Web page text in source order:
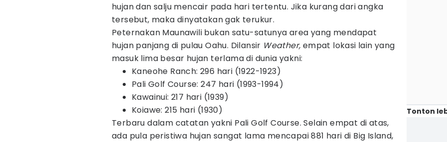
hujan dan salju mencair pada hari tertentu. Jika kurang dari angka
tersebut, maka dinyatakan gak terukur.
Peternakan Maunawili bukan satu-satunya area yang mendapat
hujan panjang di pulau Oahu. Dilansir Weather, empat lokasi lain yang
masuk lima besar hujan terlama di dunia yakni:
Kaneohe Ranch: 296 hari (1922-1923)
Pali Golf Course: 247 hari (1993-1994)
Kawainui: 217 hari (1939)
Koiawe: 215 hari (1930)
Terbaru dalam catatan yakni Pali Golf Course. Selain empat di atas,
ada pula peristiwa hujan sangat lama mencapai 881 hari di Big Island,
Tonton